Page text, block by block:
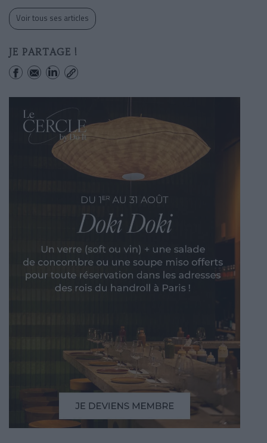
Voir tous ses articles
JE PARTAGE !